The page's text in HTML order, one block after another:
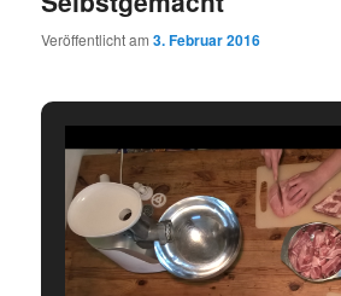
Veröffentlicht am3. Februar 2016